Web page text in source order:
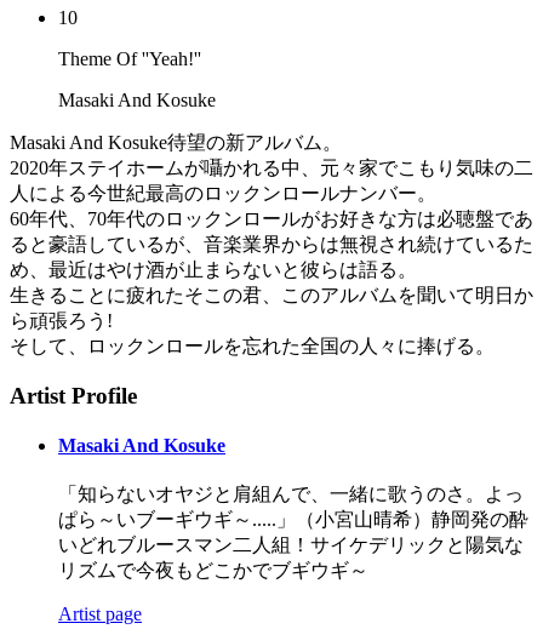
10
Theme Of ''Yeah!''
Masaki And Kosuke
Masaki And Kosuke待望の新アルバム。
2020年ステイホームが囁かれる中、元々家でこもり気味の二
人による今世紀最高のロックンロールナンバー。
60年代、70年代のロックンロールがお好きな方は必聴盤であ
ると豪語しているが、音楽業界からは無視され続けているた
め、最近はやけ酒が止まらないと彼らは語る。
生きることに疲れたそこの君、このアルバムを聞いて明日か
ら頑張ろう!
そして、ロックンロールを忘れた全国の人々に捧げる。
Artist Profile
Masaki And Kosuke
「知らないオヤジと肩組んで、一緒に歌うのさ。よっ
ぱら～いブーギウギ～.....」（小宮山晴希）静岡発の酔
いどれブルースマン二人組！サイケデリックと陽気な
リズムで今夜もどこかでブギウギ～
Artist page